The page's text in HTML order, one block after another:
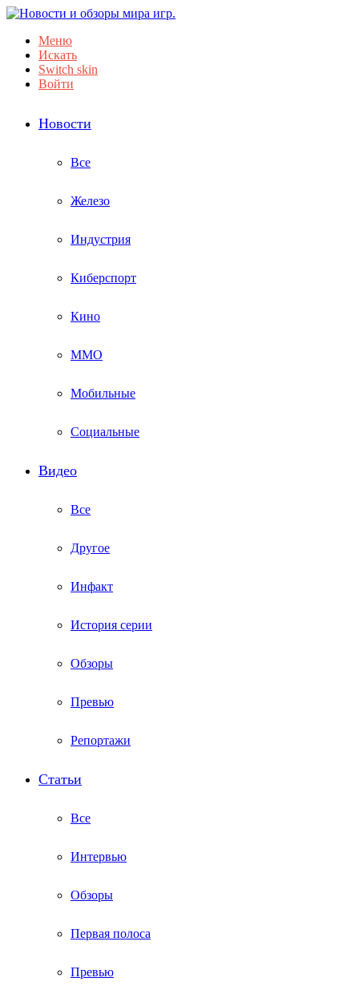
Меню
Искать
Switch skin
Войти
Новости
Все
Железо
Индустрия
Киберспорт
Кино
ММО
Мобильные
Социальные
Видео
Все
Другое
Инфакт
История серии
Обзоры
Превью
Репортажи
Статьи
Все
Интервью
Обзоры
Первая полоса
Превью